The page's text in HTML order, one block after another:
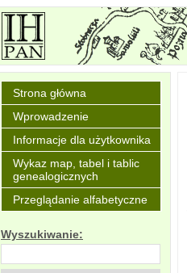
Strona główna
Wprowadzenie
Informacje dla użytkownika
Wykaz map, tabel i tablic
genealogicznych
Przeglądanie alfabetyczne
Wyszukiwanie: